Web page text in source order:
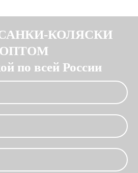
КОЛЯСКИ
ОПТОМ
по всей России